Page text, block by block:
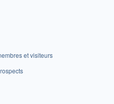
et visiteurs